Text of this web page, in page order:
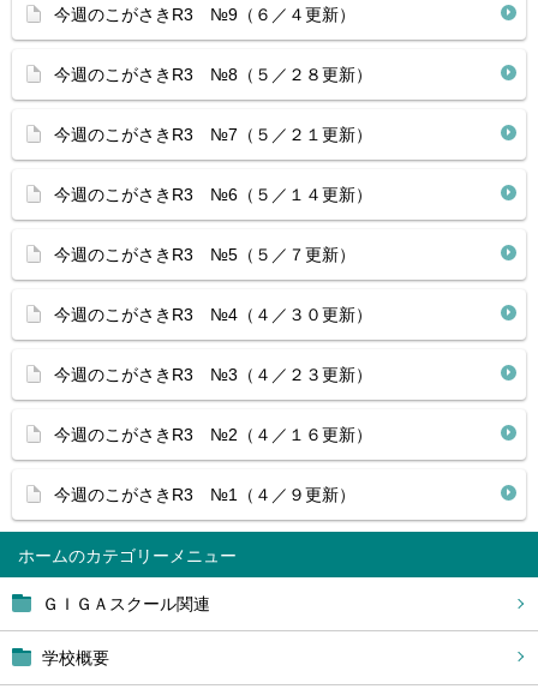
ホーム
ＧＩＧＡスクール関連
学校概要
今週のこがさきR3 №9（６／４更新）
今週のこがさきR3 №8（５／２８更新）
今週のこがさきR3 №7（５／２１更新）
今週のこがさきR3 №6（５／１４更新）
今週のこがさきR3 №5（５／７更新）
今週のこがさきR3 №4（４／３０更新）
今週のこがさきR3 №3（４／２３更新）
今週のこがさきR3 №2（４／１６更新）
今週のこがさきR3 №1（４／９更新）